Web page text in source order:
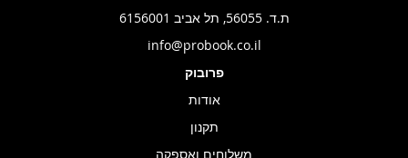
ת.ד. 56055, תל אביב 6156001
info@probook.co.il
פרובוק
אודות
תקנון
משלוחים ואספקה